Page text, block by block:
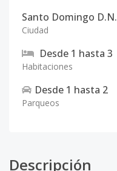
Santo Domingo D.N.
Ciudad
Desde 1 hasta 3
Habitaciones
Desde 1 hasta 2
Parqueos
Descripción